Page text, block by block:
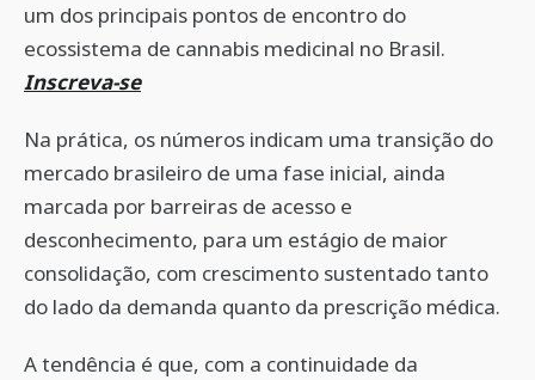
um dos principais pontos de encontro do
ecossistema de cannabis medicinal no Brasil.
Inscreva-se
Na prática, os números indicam uma transição do
mercado brasileiro de uma fase inicial, ainda
marcada por barreiras de acesso e
desconhecimento, para um estágio de maior
consolidação, com crescimento sustentado tanto
do lado da demanda quanto da prescrição médica.
A tendência é que, com a continuidade da